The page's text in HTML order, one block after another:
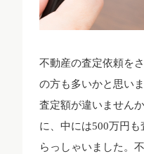
不動産の査定依頼を
の方も多いかと思い
査定額が違いません
に、中には500万円
らっしゃいました。